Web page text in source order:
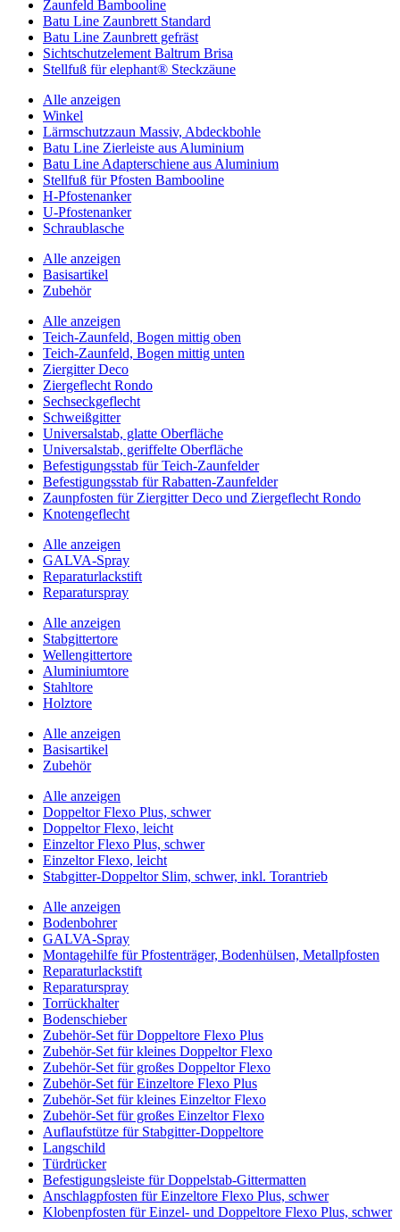
Zaunfeld Bambooline
Batu Line Zaunbrett Standard
Batu Line Zaunbrett gefräst
Sichtschutzelement Baltrum Brisa
Stellfuß für elephant® Steckzäune
Alle anzeigen
Winkel
Lärmschutzzaun Massiv, Abdeckbohle
Batu Line Zierleiste aus Aluminium
Batu Line Adapterschiene aus Aluminium
Stellfuß für Pfosten Bambooline
H-Pfostenanker
U-Pfostenanker
Schraublasche
Alle anzeigen
Basisartikel
Zubehör
Alle anzeigen
Teich-Zaunfeld, Bogen mittig oben
Teich-Zaunfeld, Bogen mittig unten
Ziergitter Deco
Ziergeflecht Rondo
Sechseckgeflecht
Schweißgitter
Universalstab, glatte Oberfläche
Universalstab, geriffelte Oberfläche
Befestigungsstab für Teich-Zaunfelder
Befestigungsstab für Rabatten-Zaunfelder
Zaunpfosten für Ziergitter Deco und Ziergeflecht Rondo
Knotengeflecht
Alle anzeigen
GALVA-Spray
Reparaturlackstift
Reparaturspray
Alle anzeigen
Stabgittertore
Wellengittertore
Aluminiumtore
Stahltore
Holztore
Alle anzeigen
Basisartikel
Zubehör
Alle anzeigen
Doppeltor Flexo Plus, schwer
Doppeltor Flexo, leicht
Einzeltor Flexo Plus, schwer
Einzeltor Flexo, leicht
Stabgitter-Doppeltor Slim, schwer, inkl. Torantrieb
Alle anzeigen
Bodenbohrer
GALVA-Spray
Montagehilfe für Pfostenträger, Bodenhülsen, Metallpfosten
Reparaturlackstift
Reparaturspray
Torrückhalter
Bodenschieber
Zubehör-Set für Doppeltore Flexo Plus
Zubehör-Set für kleines Doppeltor Flexo
Zubehör-Set für großes Doppeltor Flexo
Zubehör-Set für Einzeltore Flexo Plus
Zubehör-Set für kleines Einzeltor Flexo
Zubehör-Set für großes Einzeltor Flexo
Auflaufstütze für Stabgitter-Doppeltore
Langschild
Türdrücker
Befestigungsleiste für Doppelstab-Gittermatten
Anschlagpfosten für Einzeltore Flexo Plus, schwer
Klobenpfosten für Einzel- und Doppeltore Flexo Plus, schwer